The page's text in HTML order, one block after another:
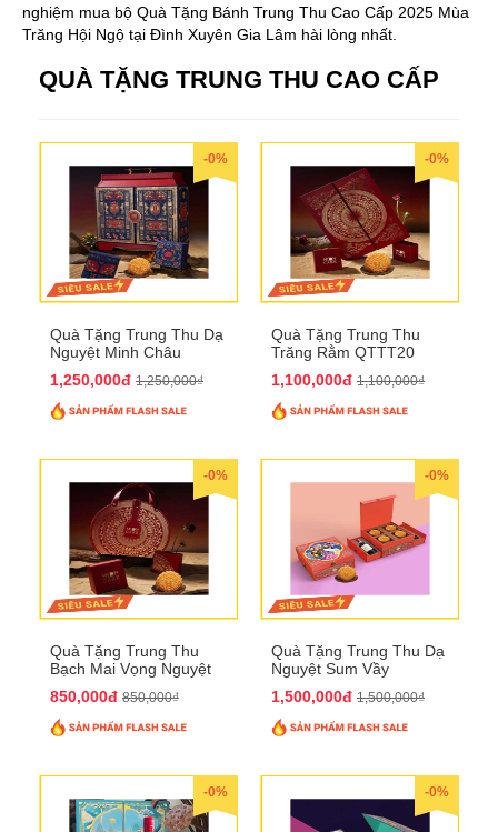
nghiệm mua bộ Quà Tặng Bánh Trung Thu Cao Cấp 2025 Mùa
Trăng Hội Ngộ tại Đình Xuyên Gia Lâm hài lòng nhất.
QUÀ TẶNG TRUNG THU CAO CẤP
-0%
Quà Tặng Trung Thu Dạ
Nguyệt Minh Châu
1,250,000đ 1,250,000₫
-0%
Quà Tặng Trung Thu
Trăng Rằm QTTT20
1,100,000đ 1,100,000₫
-0%
Quà Tặng Trung Thu
Bạch Mai Vọng Nguyệt
850,000đ 850,000₫
-0%
Quà Tặng Trung Thu Dạ
Nguyệt Sum Vầy
1,500,000đ 1,500,000₫
-0% -0%